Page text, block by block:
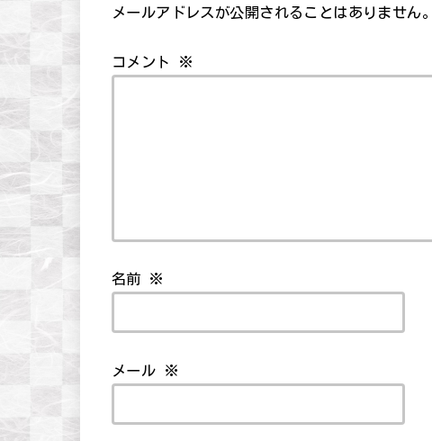
メールアドレスが公開されることはありません。
コメント ※
名前 ※
メール ※